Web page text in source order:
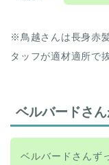
※鳥越さんは長身赤
タッフが適材適所で
ベルバードさ
ベルバードさんず